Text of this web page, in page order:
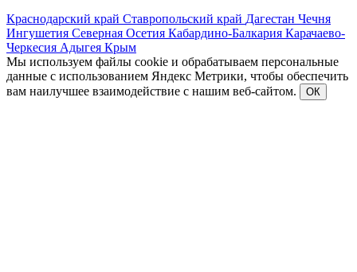
Краснодарский край Ставропольский край Дагестан Чечня
Ингушетия Северная Осетия Кабардино-Балкария Карачаево-
Черкесия Адыгея Крым
Мы используем файлы cookie и обрабатываем персональные
данные с использованием Яндекс Метрики, чтобы обеспечить
вам наилучшее взаимодействие с нашим веб-сайтом.
ОК